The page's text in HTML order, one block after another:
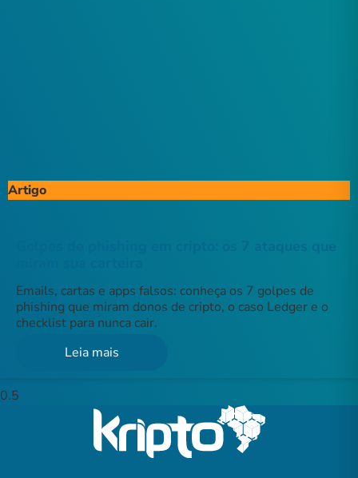
Artigo
Emails, cartas e apps falsos: conheça os 7 golpes de
phishing que miram donos de cripto, o caso Ledger e o
checklist para nunca cair.
Leia mais